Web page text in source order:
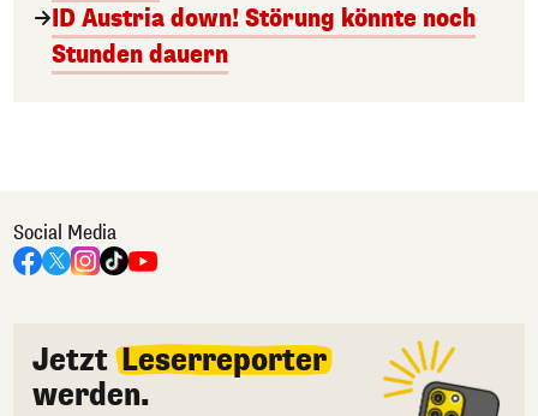
ID Austria down! Störung könnte noch
Stunden dauern
Social Media
Jetzt Leserreporter
werden.